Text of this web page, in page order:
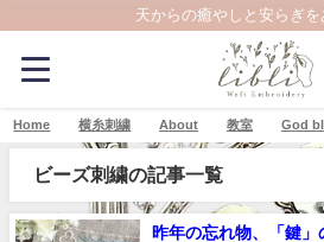
天からの癒やしと安らぎを
Home 横糸刺繍 About 教室 God
ビーズ刺繍の記事一覧
昨年の忘れ物、「鍵